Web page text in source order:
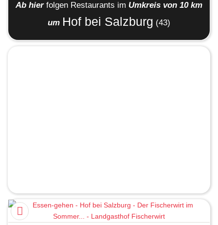
Ab hier folgen Restaurants im Umkreis von 10 km
um Hof bei Salzburg (43)